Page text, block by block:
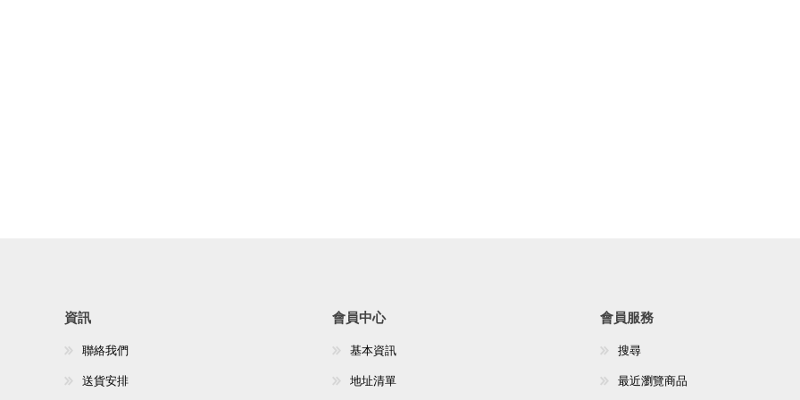
資訊
聯絡我們
送貨安排
會員中心
基本資訊
地址清單
會員服務
搜尋
最近瀏覽商品